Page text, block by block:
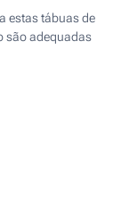
estas tábuas de
são adequadas